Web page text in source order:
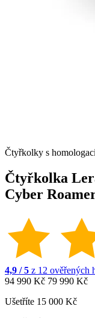
Čtyřkolky s
Čtyřkolka
Cyber
4,9 / 5 z 12 ověřených
94 990 Kč 79 990 Kč
Ušetříte 15 000 Kč